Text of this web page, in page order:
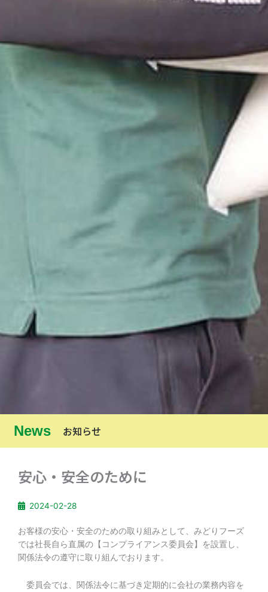
News お知らせ
安心・安全のために
2024-02-28
お客様の安心・安全のための取り組みとして、みどりフーズ
では社長自ら直属の【コンプライアンス委員会】を設置し、
関係法令の遵守に取り組んでおります。
委員会では、関係法令に基づき定期的に会社の業務内容を